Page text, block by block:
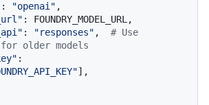
: "openai" ,
: FOUNDRY_MODEL_URL,
: "responses" , # Use
older models
:
],